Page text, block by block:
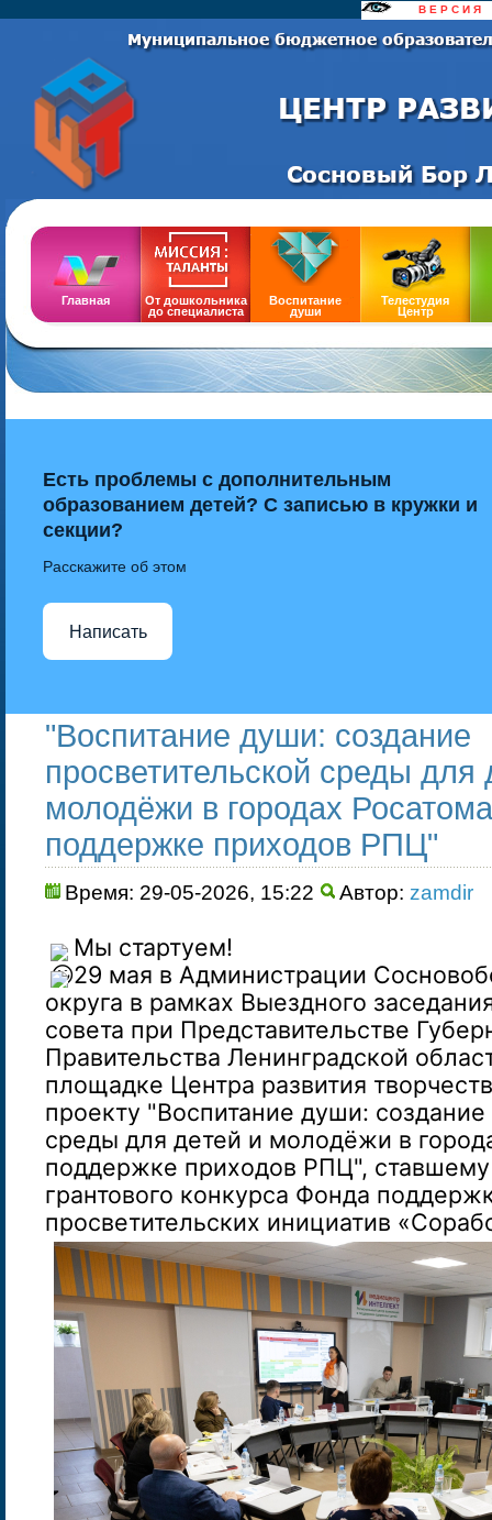
В Е Р С И Я
Сайт
Главная
От дошкольника
до специалиста
Воспитание
души
Телестудия
Центр
Есть проблемы с дополнительным
образованием детей? С записью в кружки и
секции?
Расскажите об этом
Написать
"Воспитание души: создание
просветительской среды для
молодёжи в городах
поддержке приходов РПЦ"
Время: 29-05-2026, 15:22 Автор: zamdir
Мы стартуем!
29 мая в Администрации
округа в рамках Выездного
совета при Представительстве
Правительства Ленинградской
площадке Центра развития
проекту "Воспитание души: создание
среды для детей и молодёжи в
поддержке приходов РПЦ",
грантового конкурса Фонда
просветительских инициатив